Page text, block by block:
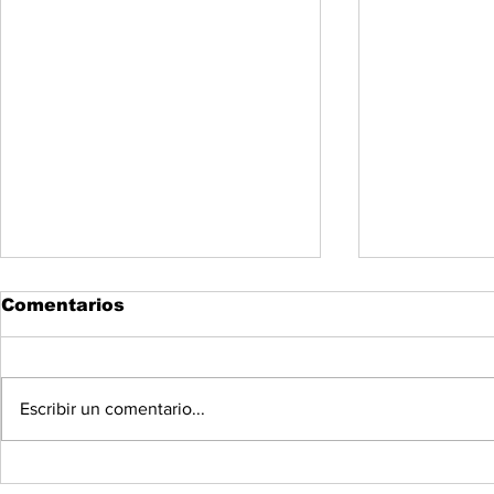
Comentarios
Escribir un comentario...